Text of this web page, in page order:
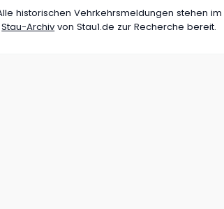
historischen Vehrkehrsmeldungen stehen im
Stau-Archiv von Stau1.de zur Recherche bereit.